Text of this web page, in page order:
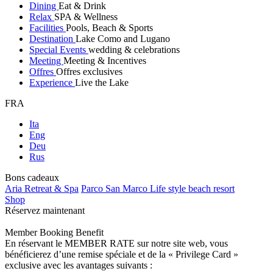
Dining Eat & Drink
Relax SPA & Wellness
Facilities Pools, Beach & Sports
Destination Lake Como and Lugano
Special Events wedding & celebrations
Meeting Meeting & Incentives
Offres Offres exclusives
Experience Live the Lake
FRA
Ita
Eng
Deu
Rus
Bons cadeaux
Aria Retreat & Spa Parco San Marco Life style beach resort
Shop
Réservez maintenant
Member Booking Benefit
En réservant le MEMBER RATE sur notre site web, vous
bénéficierez d’une remise spéciale et de la « Privilege Card »
exclusive avec les avantages suivants :